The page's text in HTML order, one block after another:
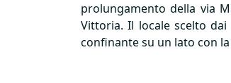
prolungamento della via
Vittoria. Il locale scelto
confinante su un lato con